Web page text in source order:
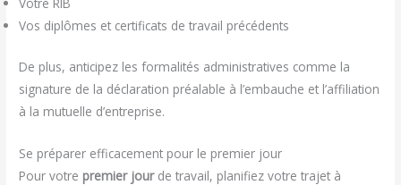
Votre RIB
Vos diplômes et certificats de travail précédents
De plus, anticipez les formalités administratives comme la
signature de la déclaration préalable à l’embauche et l’affiliation
à la mutuelle d’entreprise.
Se préparer efficacement pour le premier jour
Pour votre premier jourde travail, planifiez votre trajet à